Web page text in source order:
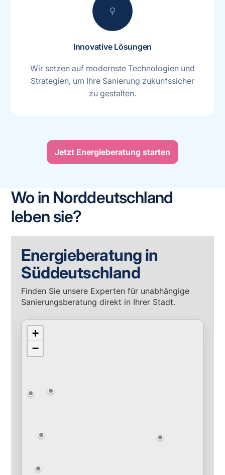
lightbulb
Innovative Lösungen
Wir setzen auf modernste Technologien und
Strategien, um Ihre Sanierung zukunfssicher
zu gestalten.
Jetzt Energieberatung starten
Wo in Norddeutschland
leben sie?
Energieberatung in
Süddeutschland
Finden Sie unsere Experten für unabhängige
Sanierungsberatung direkt in Ihrer Stadt.
+
−